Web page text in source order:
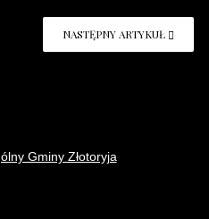
NASTĘPNY ARTYKUŁ
Gminy Złotoryja